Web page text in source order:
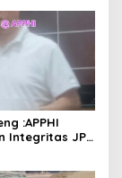
:APPHI
Integritas JPU